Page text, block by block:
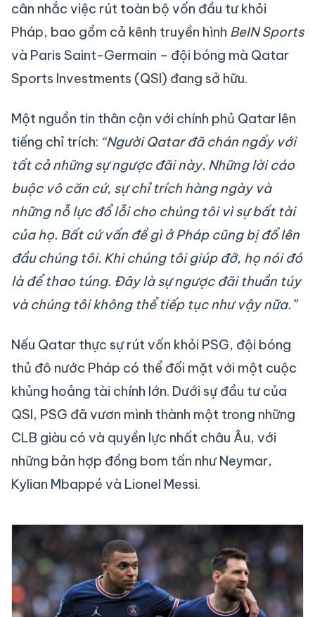
cân nhắc việc rút toàn bộ vốn đầu tư khỏi
Pháp, bao gồm cả kênh truyền hình BeIN Sports
và Paris Saint-Germain – đội bóng mà Qatar
Sports Investments (QSI) đang sở hữu.
Một nguồn tin thân cận với chính phủ Qatar lên
tiếng chỉ trích: “Người Qatar đã chán ngấy với
tất cả những sự ngược đãi này. Những lời cáo
buộc vô căn cứ, sự chỉ trích hàng ngày và
những nỗ lực đổ lỗi cho chúng tôi vì sự bất tài
của họ. Bất cứ vấn đề gì ở Pháp cũng bị đổ lên
đầu chúng tôi. Khi chúng tôi giúp đỡ, họ nói đó
là để thao túng. Đây là sự ngược đãi thuần túy
và chúng tôi không thể tiếp tục như vậy nữa.”
Nếu Qatar thực sự rút vốn khỏi PSG, đội bóng
thủ đô nước Pháp có thể đối mặt với một cuộc
khủng hoảng tài chính lớn. Dưới sự đầu tư của
QSI, PSG đã vươn mình thành một trong những
CLB giàu có và quyền lực nhất châu Âu, với
những bản hợp đồng bom tấn như Neymar,
Kylian Mbappé và Lionel Messi.